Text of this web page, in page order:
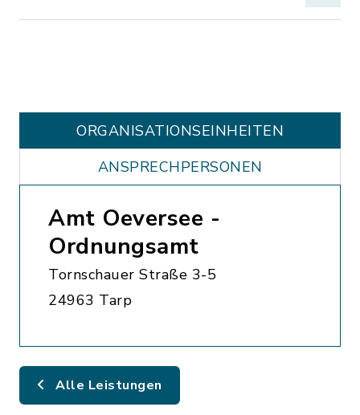
ORGANISATIONS­EINHEITEN
ANSPRECHPERSONEN
Amt Oeversee -
Ordnungsamt
Tornschauer Straße 3-5
24963 Tarp
Alle Leistungen